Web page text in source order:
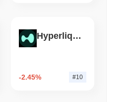
Hyperliquid
-2.45% #10